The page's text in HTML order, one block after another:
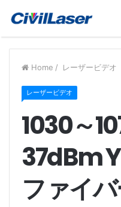
Home / レーザービデオ
レーザービデオ
1030～
37dBm
ファイ